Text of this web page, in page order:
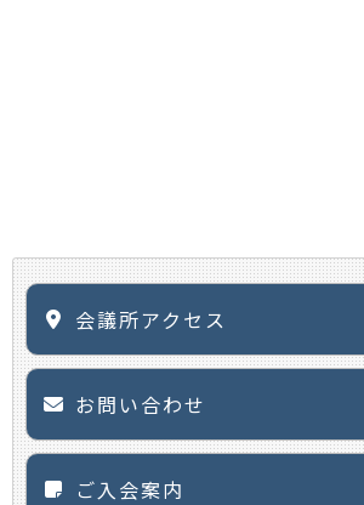
会議所アクセス
お問い合わせ
ご入会案内